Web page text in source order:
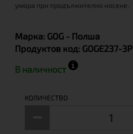
умора при продължително носене.
Марка: GOG - Полша
Продуктов код: GOGE237-3P
В наличност
КОЛИЧЕСТВО